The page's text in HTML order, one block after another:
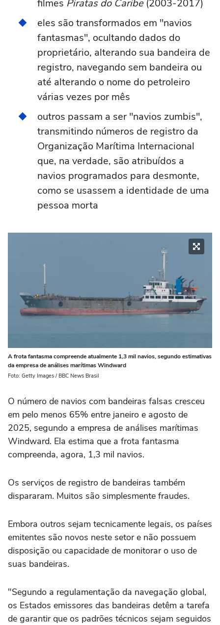
filmes Piratas do Caribe(2003-2017)
eles são transformados em "navios
fantasmas", ocultando dados do
proprietário, alterando sua bandeira de
registro, navegando sem bandeira ou
até alterando o nome do petroleiro
várias vezes por mês
outros passam a ser "navios zumbis",
transmitindo números de registro da
Organização Marítima Internacional
que, na verdade, são atribuídos a
navios programados para desmonte,
como se usassem a identidade de uma
pessoa morta
A frota fantasma compreende atualmente 1,3 mil navios, segundo estimativas
da empresa de análises marítimas Windward
Foto: Getty Images / BBC News Brasil
O número de navios com bandeiras falsas cresceu
em pelo menos 65% entre janeiro e agosto de
2025, segundo a empresa de análises marítimas
Windward. Ela estima que a frota fantasma
compreenda, agora, 1,3 mil navios.
Os serviços de registro de bandeiras também
dispararam. Muitos são simplesmente fraudes.
Embora outros sejam tecnicamente legais, os países
emitentes são novos neste setor e não possuem
disposição ou capacidade de monitorar o uso de
suas bandeiras.
"Segundo a regulamentação da navegação global,
os Estados emissores das bandeiras detêm a tarefa
de garantir que os padrões técnicos sejam seguidos